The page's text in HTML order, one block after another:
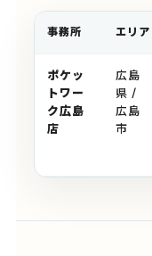
事務所 エリア
ポケッ
トワー
ク広島
店
広島
県 /
広島
市